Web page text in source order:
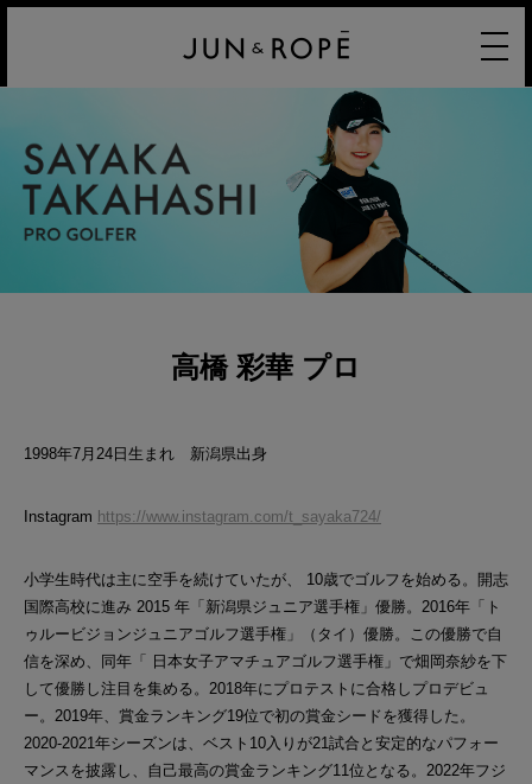
高橋 彩華 プロ
1998年7月24日生まれ 新潟県出身
Instagram https://www.instagram.com/t_sayaka724/
小学生時代は主に空手を続けていたが、 10歳でゴルフを始める。開志
国際高校に進み 2015 年「新潟県ジュニア選手権」優勝。2016年「ト
ゥルービジョンジュニアゴルフ選手権」（タイ）優勝。この優勝で自
信を深め、同年「 日本女子アマチュアゴルフ選手権」で畑岡奈紗を下
して優勝し注目を集める。2018年にプロテストに合格しプロデビュ
ー。2019年、賞金ランキング19位で初の賞金シードを獲得した。
2020-2021年シーズンは、ベスト10入りが21試合と安定的なパフォー
マンスを披露し、自己最高の賞金ランキング11位となる。2022年フジ